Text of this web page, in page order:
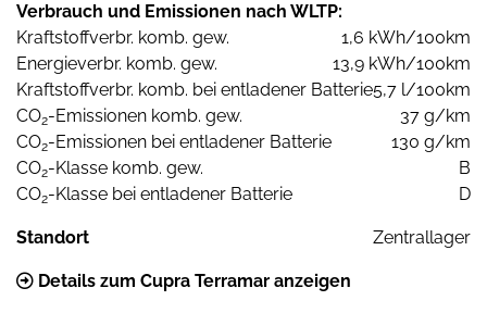
Verbrauch und Emissionen nach WLTP:
Kraftstoffverbr. komb. gew.
1,6 kWh/100km
Energieverbr. komb. gew.
13,9 kWh/100km
Kraftstoffverbr. komb. bei entladener Batterie5,7 l/100km
CO2-Emissionen komb. gew.
37 g/km
CO2-Emissionen bei entladener Batterie
130 g/km
CO2-Klasse komb. gew.
B
CO2-Klasse bei entladener Batterie D
Standort Zentrallager
Details zum Cupra Terramar anzeigen